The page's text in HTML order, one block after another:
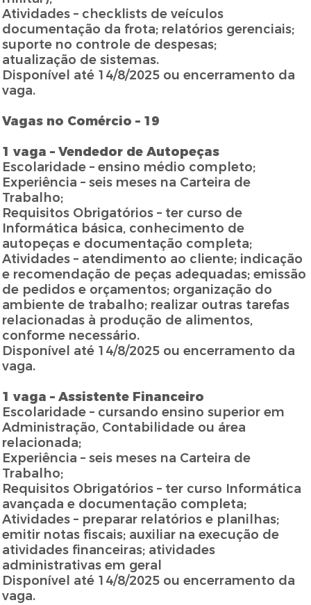
Atividades – checklists de veículos
documentação da frota; relatórios gerenciais;
suporte no controle de despesas;
atualização de sistemas.
Disponível até 14/8/2025 ou encerramento da
vaga.
Vagas no Comércio – 19
1 vaga – Vendedor de Autopeças
Escolaridade – ensino médio completo;
Experiência – seis meses na Carteira de
Trabalho;
Requisitos Obrigatórios – ter curso de
Informática básica, conhecimento de
autopeças e documentação completa;
Atividades – atendimento ao cliente; indicação
e recomendação de peças adequadas; emissão
de pedidos e orçamentos; organização do
ambiente de trabalho; realizar outras tarefas
relacionadas à produção de alimentos,
conforme necessário.
Disponível até 14/8/2025 ou encerramento da
vaga.
1 vaga – Assistente Financeiro
Escolaridade – cursando ensino superior em
Administração, Contabilidade ou área
relacionada;
Experiência – seis meses na Carteira de
Trabalho;
Requisitos Obrigatórios – ter curso Informática
avançada e documentação completa;
Atividades – preparar relatórios e planilhas;
emitir notas fiscais; auxiliar na execução de
atividades financeiras; atividades
administrativas em geral
Disponível até 14/8/2025 ou encerramento da
vaga.